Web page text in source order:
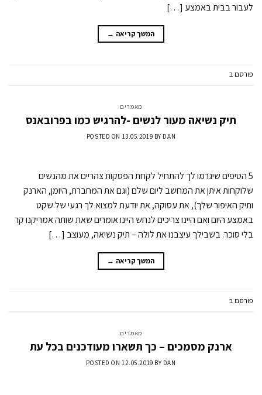
לעבור בבית באמצע […]
המשך קריאה →
פורסם ב
מאמרים
תיק נשיאה מעור לנשים -להרגיש כמו בפרובאנס
POSTED ON 13.05.2019 BY DAN
5 הטיפים שיגרמו לך להתחיל לקחת הפסקות צהריים את מהנשים
שלוקחות איתן את המחשב ליום שלם (וגם את המחברת, היומן, הארנק
ותיק האיפור שלך), את עסוקה, את יודעת למצוא לך רגעי של שקט
באמצע היום ואם היינו צריכים לנחש היינו אומרים שאת שותה אמריקנו קר
בלי סוכר. בשבילך עיצבנו את לולה – תיק נשיאה, מעוצב […]
המשך קריאה →
פורסם ב
מאמרים
ארנק מסמכים – כך תשארו מעודכנים בכל עת
POSTED ON12.05.2019 BY DAN